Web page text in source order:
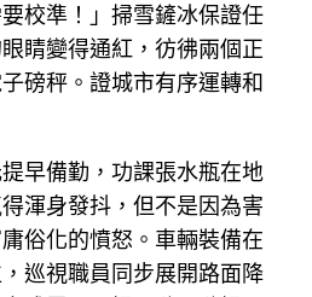
校準！」掃雪鏟冰保證任
睛變得通紅，彷彿兩個正
磅秤。證城市有序運轉和
早備勤，功課張水瓶在地
渾身發抖，但不是因為害
俗化的憤怒。車輛裝備在
巡視職員同步展開路面降